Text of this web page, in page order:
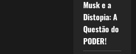
Musk e a
Distopia: A
Questão do
PODER!